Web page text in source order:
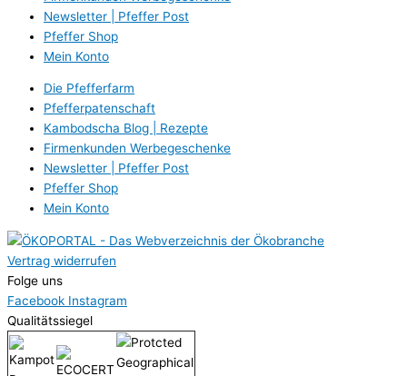
Newsletter | Pfeffer Post
Pfeffer Shop
Mein Konto
Die Pfefferfarm
Pfefferpatenschaft
Kambodscha Blog | Rezepte
Firmenkunden Werbegeschenke
Newsletter | Pfeffer Post
Pfeffer Shop
Mein Konto
Vertrag widerrufen
Folge uns
Facebook Instagram
Qualitätssiegel